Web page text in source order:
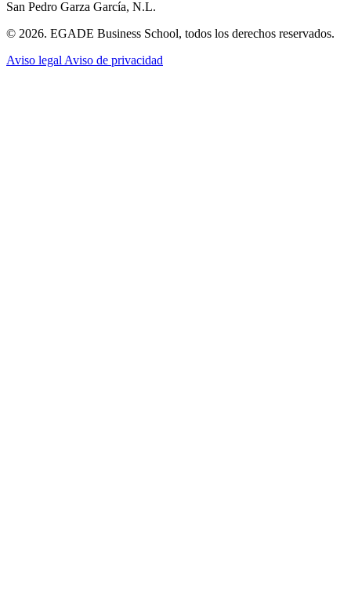
San Pedro Garza García, N.L.
© 2026. EGADE Business School, todos los derechos reservados.
Aviso legal Aviso de privacidad